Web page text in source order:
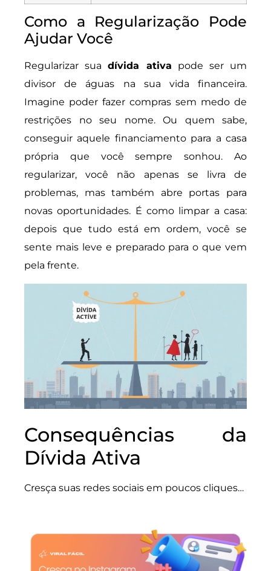
Como a Regularização Pode
Ajudar Você
Regularizar suadívida ativa pode ser um
divisor de águas na sua vida financeira.
Imagine poder fazer compras sem medo de
restrições no seu nome. Ou quem sabe,
conseguir aquele financiamento para a casa
própria que você sempre sonhou. Ao
regularizar, você não apenas se livra de
problemas, mas também abre portas para
novas oportunidades. É como limpar a casa:
depois que tudo está em ordem, você se
sente mais leve e preparado para o que vem
pela frente.
Consequências da
Dívida Ativa
Cresça suas redes sociais em poucos cliques…